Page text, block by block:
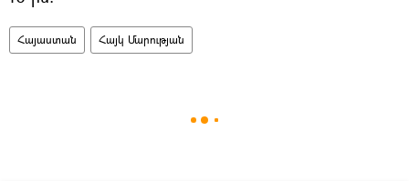
Հայաստան Հայկ Մարության